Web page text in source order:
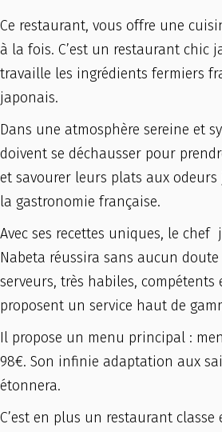
Ce restaurant, vous offre une
à la fois. C’est un restaurant chic
travaille les ingrédients fermiers
japonais.
Dans une atmosphère sereine et
doivent se déchausser pour
et savourer leurs plats aux odeurs
la gastronomie française.
Avec ses recettes uniques, le chef
Nabeta réussira sans aucun doute
serveurs, très habiles, compétents
proposent un service haut de
Il propose un menu principal :
98€. Son infinie adaptation aux
étonnera.
C’est en plus un restaurant classe